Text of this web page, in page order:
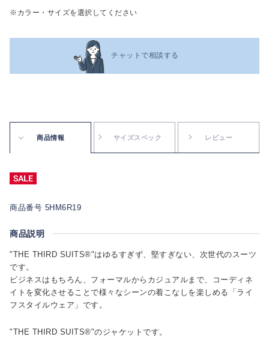
※カラー・サイズを選択してください
チャットで相談する
商品情報 サイズスペック レビュー
商品番号 5HM6R19
商品説明
"THE THIRD SUITS®"はゆるすぎず、堅すぎない、次世代のスーツ
です。
ビジネスはもちろん、フォーマルからカジュアルまで、コーディネ
イトを変化させることで様々なシーンの着こなしを楽しめる「ライ
フスタイルウェア」です。
"THE THIRD SUITS®"のジャケットです。